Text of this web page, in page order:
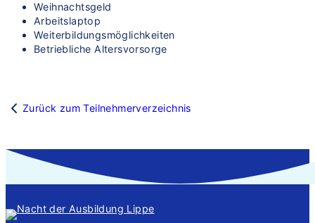
Weihnachtsgeld
Arbeitslaptop
Weiterbildungsmöglichkeiten
Betriebliche Altersvorsorge
Zurück zum Teilnehmerverzeichnis